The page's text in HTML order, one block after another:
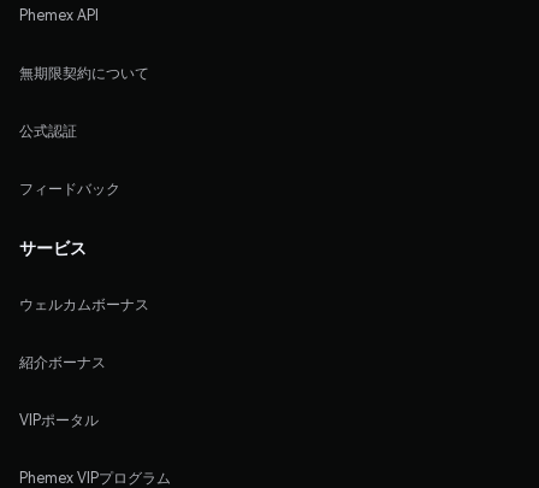
Phemex API
無期限契約について
公式認証
フィードバック
サービス
ウェルカムボーナス
紹介ボーナス
VIPポータル
Phemex VIPプログラム